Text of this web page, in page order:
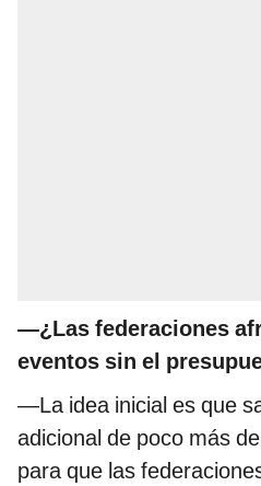
—¿Las federaciones
eventos sin el
—La idea inicial es que
adicional de poco más
para que las